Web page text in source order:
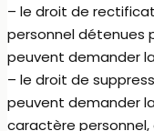
– le droit de
personnel détenues
peuvent demander
– le droit de
peuvent demander
caractère